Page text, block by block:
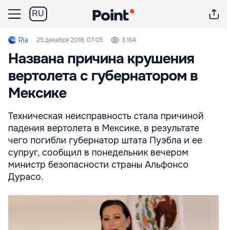
RU
Ria 25 декабря 2018, 07:05 3 164
Названа причина крушения
вертолета с губернатором в
Мексике
Техническая неисправность стала причиной
падения вертолета в Мексике, в результате
чего погибли губернатор штата Пуэбла и ее
супруг, сообщил в понедельник вечером
министр безопасности страны Альфонсо
Дурасо.